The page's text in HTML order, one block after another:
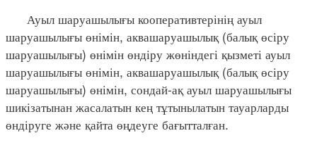
Ауыл шаруашылығы кооперативтерінің ауыл
шаруашылығы өнімін, аквашаруашылық (балық өсіру
шаруашылығы) өнімін өндіру жөніндегі қызметі ауыл
шаруашылығы өнімін, аквашаруашылық (балық өсіру
шаруашылығы) өнімін, сондай-ақ ауыл шаруашылығы
шикізатынан жасалатын кең тұтынылатын тауарларды
өндіруге және қайта өңдеуге бағытталған.